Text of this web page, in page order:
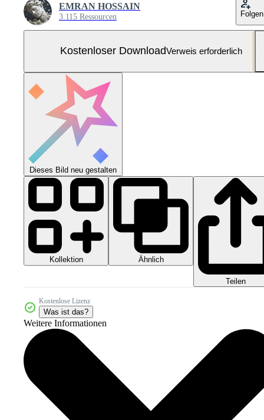
EMRAN HOSSAIN
3.115 Ressourcen Folgen
Kostenloser DownloadVerweis erforderlich
Dieses Bild neu gestalten
Kollektion Ähnlich
Teilen
Kostenlose Lizenz
Was ist das?
Weitere Informationen